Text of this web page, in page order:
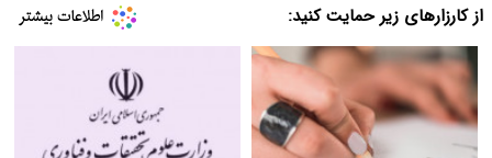
از کارزارهای زیر حمایت کنید: